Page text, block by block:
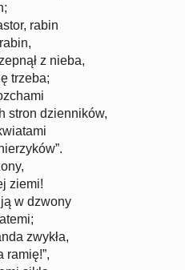
rabin
z nieba,
trzeba;
stron dzienników,
ziemi!
w dzwony
zwykła,
ramię!”,